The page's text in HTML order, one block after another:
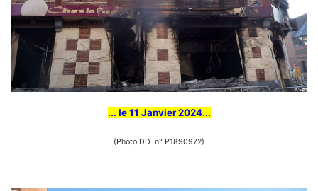
... le 11 Janvier 2024...
(Photo DD n° P1890972)